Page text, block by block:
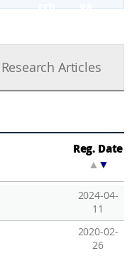
rch va
ed
ar
ch
Research Articles
Reg. Date
▲
2024-04-
11
2020-02-
26